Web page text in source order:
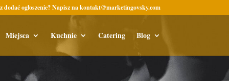
dodać ogłoszenie? Napisz na kontakt@marketingovsky.com
Miejsca Kuchnie Catering Blog